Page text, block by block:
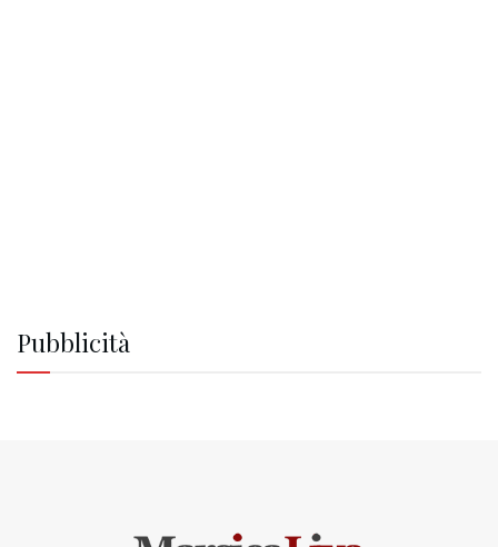
Pubblicità